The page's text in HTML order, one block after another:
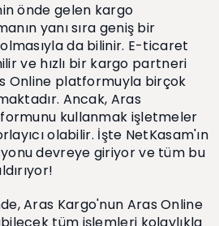
önde gelen kargo
yanı sıra geniş bir
da bilinir. E-ticaret
ve hızlı bir kargo partneri
Online platformuyla birçok
Ancak, Aras
kullanmak işletmeler
olabilir. İşte NetKasam'ın
devreye giriyor ve tüm bu
Aras Kargo'nun Aras Online